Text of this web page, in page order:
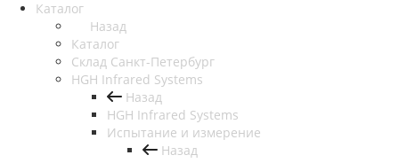
Каталог
Назад
Каталог
Cклад Санкт-Петербург
HGH Infrared Systems
Назад
HGH Infrared Systems
Испытание и измерение
Назад